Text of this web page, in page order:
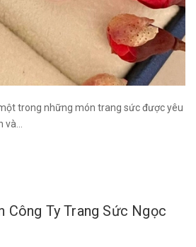
trong những món trang sức được yêu
Công Ty Trang Sức Ngọc